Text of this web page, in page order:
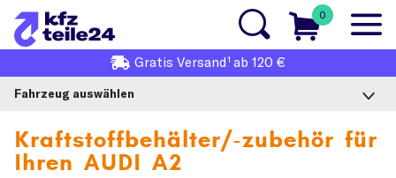
0
Gratis Versand1 ab 120 €
Fahrzeug auswählen
Kraftstoffbehälter/-zubehör für
Ihren AUDI A2